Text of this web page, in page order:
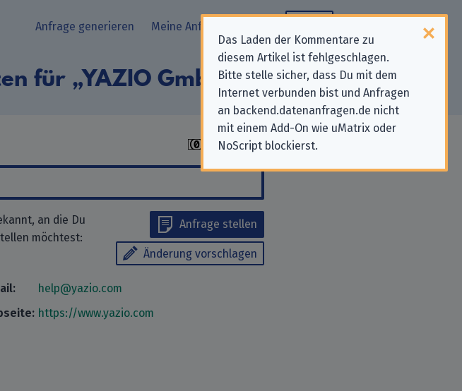
Das Laden der Kommentare zu
diesem Artikel ist fehlgeschlagen.
Bitte stelle sicher, dass Du mit dem
Internet verbunden bist und Anfragen
an backend.datenanfragen.de nicht
mit einem Add-On wie uMatrix oder
NoScript blockierst.
Anfrage generieren Meine Anfragen
für „YAZIO GmbH“
Anfrage stellen
Änderung vorschlagen
an die Du
möchtest:
help@yazio.com
https://www.yazio.com